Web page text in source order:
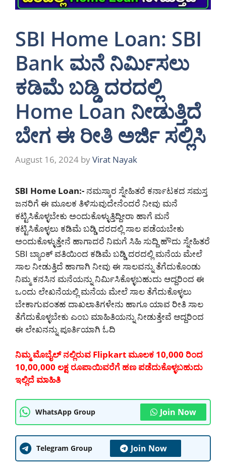
SBI Home Loan: SBI
Bank ಮನೆ ನಿರ್ಮಿಸಲು
ಕಡಿಮೆ ಬಡ್ಡಿ ದರದಲ್ಲಿ
Home Loan ನೀಡುತ್ತಿದೆ
ಬೇಗ ಈ ರೀತಿ ಅರ್ಜಿ ಸಲ್ಲಿಸಿ
August 16, 2024 byVirat Nayak
SBI Home Loan:- ನಮಸ್ಕಾರ ಸ್ನೇಹಿತರೆ ಕರ್ನಾಟಕದ ಸಮಸ್ತ
ಜನರಿಗೆ ಈ ಮೂಲಕ ತಿಳಿಸುವುದೇನೆಂದರೆ ನೀವು ಮನೆ
ಕಟ್ಟಿಸಿಕೊಳ್ಳಬೇಕು ಅಂದುಕೊಳ್ಳುತ್ತಿದ್ದೀರಾ ಹಾಗೆ ಮನೆ
ಕಟ್ಟಿಸಿಕೊಳ್ಳಲು ಕಡಿಮೆ ಬಡ್ಡಿ ದರದಲ್ಲಿ ಸಾಲ ಪಡೆಯಬೇಕು
ಅಂದುಕೊಳ್ಳುತ್ತೇನೆ ಹಾಗಾದರೆ ನಿಮಗೆ ಸಿಹಿ ಸುದ್ದಿ ಹೌದು ಸ್ನೇಹಿತರೆ
SBI ಬ್ಯಾಂಕ್ ವತಿಯಿಂದ ಕಡಿಮೆ ಬಡ್ಡಿ ದರದಲ್ಲಿ ಮನೆಯ ಮೇಲೆ
ಸಾಲ ನೀಡುತ್ತಿದೆ ಹಾಗಾಗಿ ನೀವು ಈ ಸಾಲವನ್ನು ತೆಗೆದುಕೊಂಡು
ನಿಮ್ಮ ಕನಸಿನ ಮನೆಯನ್ನು ನಿರ್ಮಿಸಿಕೊಳ್ಳಬಹುದು ಆದ್ದರಿಂದ ಈ
ಒಂದು ಲೇಖನೆಯಲ್ಲಿ ಮನೆಯ ಮೇಲೆ ಸಾಲ ತೆಗೆದುಕೊಳ್ಳಲು
ಬೇಕಾಗುವಂತಹ ದಾಖಲಾತಿಗಳೇನು ಹಾಗೂ ಯಾವ ರೀತಿ ಸಾಲ
ತೆಗೆದುಕೊಳ್ಳಬೇಕು ಎಂಬ ಮಾಹಿತಿಯನ್ನು ನೀಡುತ್ತೇವೆ ಆದ್ದರಿಂದ
ಈ ಲೇಖನನ್ನು ಪೂರ್ತಿಯಾಗಿ ಓದಿ
ನಿಮ್ಮ ಮೊಬೈಲ್ ನಲ್ಲಿರುವ Flipkart ಮೂಲಕ 10,000 ರಿಂದ
10,00,000 ಲಕ್ಷ ರೂಪಾಯಿವರೆಗೆ ಹಣ ಪಡೆದುಕೊಳ್ಳಬಹುದು
ಇಲ್ಲಿದೆ ಮಾಹಿತಿ
WhatsApp Group Join Now
Telegram Group Join Now